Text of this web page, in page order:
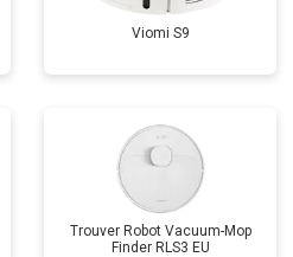
Viomi S9
Trouver Robot Vacuum-Mop
Finder RLS3 EU